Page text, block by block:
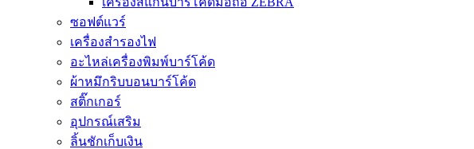
ซอฟต์แวร์
เครื่องสำรองไฟ
อะไหล่เครื่องพิมพ์บาร์โค้ด
ผ้าหมึกริบบอนบาร์โค้ด
สติ๊กเกอร์
อุปกรณ์เสริม
ลิ้นชักเก็บเงิน